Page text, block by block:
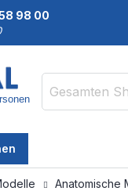
98 00
Anatomische